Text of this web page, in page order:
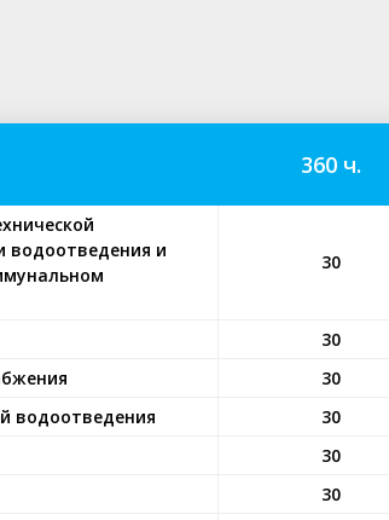
360 ч.
водоотведения и
30
30
30
водоотведения
30
30
30